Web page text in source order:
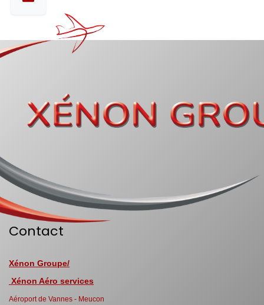
Contact
Xénon Groupe/
Xénon Aéro services
Aéroport de Vannes - Meucon